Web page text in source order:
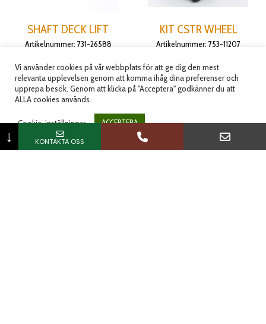
SHAFT DECK LIFT
Artikelnummer: 731-26588
116.25
kr 93.00kr exkl.moms)
Lägg till i varukorg
KIT CSTR WHEEL
Artikelnummer: 753-11207
1,016.25 kr 813.00 exkl.moms)
Lägg till i varukorg
Vi använder cookies på vår webbplats för att ge dig den mest
relevanta upplevelsen genom att komma ihåg dina preferenser och
upprepa besök. Genom att klicka på "Acceptera" godkänner du att
ALLA cookies används.
Cookie-inställningar ACCEPTERA
↓ KONTAKTA OSS